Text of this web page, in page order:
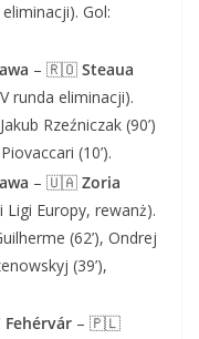
Gol:
– 🇷🇴 Steaua
runda eliminacji).
Rzeźniczak (90’)
(10’).
– 🇺🇦 Zoria
Ligi Europy, rewanż).
(62’), Ondrej
(39’),
Fehérvár – 🇵🇱